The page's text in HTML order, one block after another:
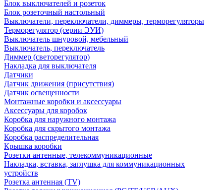
Блок выключателей и розеток
Блок розеточный настольный
Выключатели, переключатели, диммеры, терморегуляторы
Терморегулятор (серии ЭУИ)
Выключатель шнуровой, мебельный
Выключатель, переключатель
Диммер (светорегулятор)
Накладка для выключателя
Датчики
Датчик движения (присутствия)
Датчик освещенности
Монтажные коробки и аксессуары
Аксессуары для коробок
Коробка для наружного монтажа
Коробка для скрытого монтажа
Коробка распределительная
Крышка коробки
Розетки антенные, телекоммуникационные
Накладка, вставка, заглушка для коммуникационных
устройств
Розетка антенная (TV)